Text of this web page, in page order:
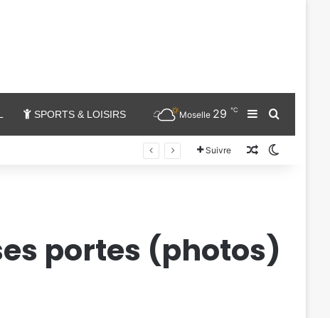
SPORTS & LOISIRS Moselle 29℃ SidebarChercher
Suivre Un article au
portes (photos)